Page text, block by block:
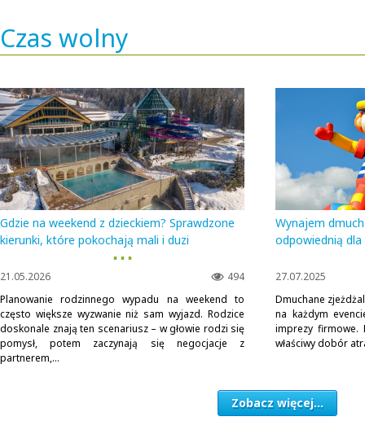
Czas wolny
Gdzie na weekend z dzieckiem? Sprawdzone
kierunki, które pokochają mali i duzi
▪ ▪ ▪
494
21.05.2026
Planowanie rodzinnego wypadu na weekend to
często większe wyzwanie niż sam wyjazd. Rodzice
doskonale znają ten scenariusz – w głowie rodzi się
pomysł, potem zaczynają się negocjacje z
partnerem,...
Wynajem
odpowiednią
27.07.2025
Dmuchane
na każdym
imprezy firmowe.
właściwy dobór
Zobacz więcej...